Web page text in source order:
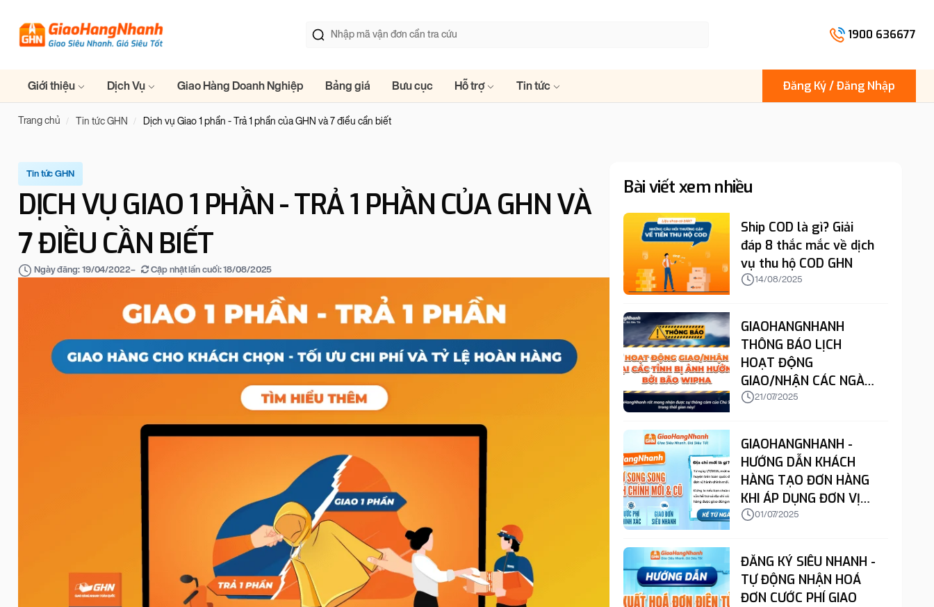
1900 636677
Giới thiệu Dịch Vụ Giao Hàng Doanh Nghiệp Bảng giá Bưu cục Hỗ trợ Tin tức Đăng Ký / Đăng Nhập
Trang chủ Tin tức GHN Dịch vụ Giao 1 phần - Trả 1 phần của GHN và 7 điều cần biết
Tin tức GHN
DỊCH VỤ GIAO 1 PHẦN - TRẢ 1 PHẦN CỦA GHN VÀ
7 ĐIỀU CẦN BIẾT
Ngày đăng: 19/04/2022– Cập nhật lần cuối:18/08/2025
Bài viết xem nhiều
Ship COD là gì? Giải
đáp 8 thắc mắc về dịch
vụ thu hộ COD GHN
14/08/2025
GIAOHANGNHANH
THÔNG BÁO LỊCH
HOẠT ĐỘNG
GIAO/NHẬN CÁC NGÀY
22 & 23/7
21/07/2025
GIAOHANGNHANH -
HƯỚNG DẪN KHÁCH
HÀNG TẠO ĐƠN HÀNG
KHI ÁP DỤNG ĐƠN VỊ
HÀNH CHÍNH MỚI VÀO
01/07/2025
ĐĂNG KÝ SIÊU NHANH -
TỰ ĐỘNG NHẬN HOÁ
ĐƠN CƯỚC PHÍ GIAO